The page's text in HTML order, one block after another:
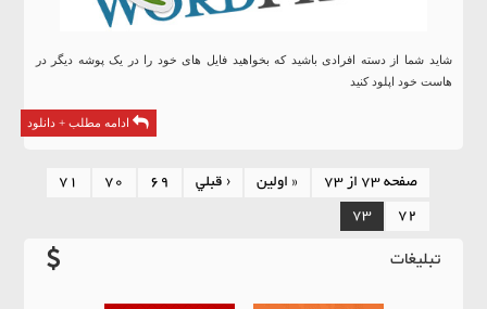
شاید شما از دسته افرادی باشید که بخواهید فایل های خود را در یک پوشه دیگر در
هاست خود اپلود کنید
ادامه مطلب + دانلود
صفحه 73 از 73 « اولين ‹ قبلي 69
70
71
72
73
تبلیغات